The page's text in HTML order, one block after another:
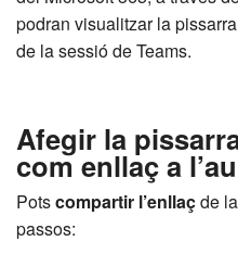
podran visualitzar la
de la sessió de Teams.
Afegir la
com enllaç a
Potscompartir l’enllaçde
passos: